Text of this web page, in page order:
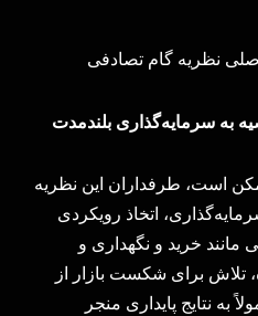
به سرمایه‌گذاری بلندمدت
است، طرفداران این نظریه
اتخاذ رویکردی
مانند خرید و نگهداری و
تلاش برای شکست بازار از
به نتایج پایداری منجر